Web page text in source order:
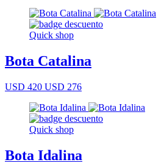
Quick shop
Bota Catalina
USD 420 USD 276
Quick shop
Bota Idalina